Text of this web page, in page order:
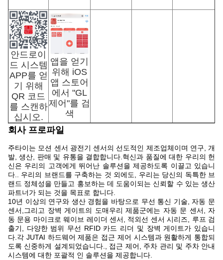
안드로이
드 시스템
APP를 얻
기 위해
QR 코드
를 스캔하
십시오.
앱을 얻기
위해 iOS
앱 스토어
에서 "GL
제어"를 검
색
회사 프로파일
주타이는 모션 센서 광전기 센서의 선도적인 제조업체이며 연구, 개
발, 생산, 판매 및 유통을 결합합니다.혁신과 품질에 대한 우리의 헌
신은 우리의 고객에게 뛰어난 솔루션을 제공하도록 이끌고 있습니
다.. 우리의 브랜드를 구축하는 것 외에도, 우리는 당신의 독특한 브
랜드 정체성을 만들고 홍보하는 데 도움이되는 신뢰할 수 있는 생산
파트너가 되는 것을 목표로 합니다.
10년 이상의 연구와 생산 경험을 바탕으로 무선 통신 기술, 자동 문
센서,그리고 장벽 게이트의 도매우리 제품군에는 자동 문 센서, 자
동 문용 마이크로 웨이브 레이더 센서, 적외선 센서 시리즈, 루프 검
출기, 다양한 범위 무선 RFID 카드 리더 및 장벽 게이트가 있습니
다.각 JUTAI 하드웨어 제품은 접근 제어 시스템과 원활하게 통합되
도록 신중하게 설계되었습니다., 접근 제어, 주차 관리 및 주차 안내
시스템에 대한 포괄적 인 솔루션을 제공합니다.